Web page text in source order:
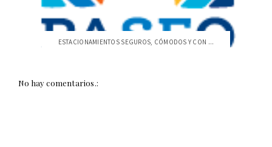
ESTACIONAMIENTOS SEGUROS, CÓMODOS Y CON ...
No hay comentarios.: